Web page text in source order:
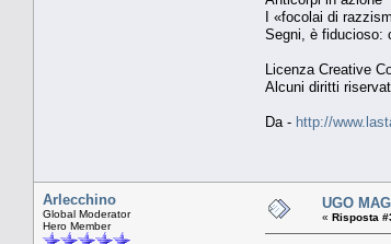
I «focolai di
Segni, è fiducioso:
Licenza Creative
Alcuni diritti
Da - http://
Arlecchino
Global Moderator
Hero Member
UGO
« Risposta